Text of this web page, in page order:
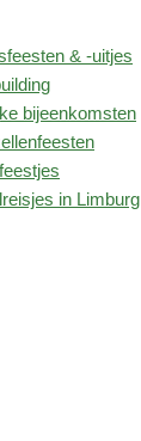
& -uitjes
bijeenkomsten
in Limburg